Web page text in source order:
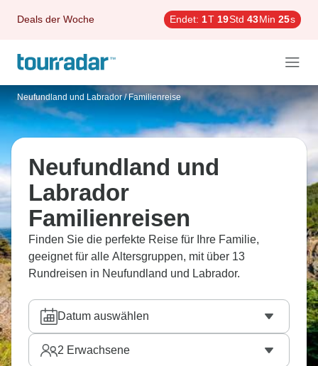
Deals der Woche Endet: 1T 19Std 43Min 24s
Neufundland und Labrador / Familienreise
Neufundland und
Labrador
Familienreisen
Finden Sie die perfekte Reise für Ihre Familie,
geeignet für alle Altersgruppen, mit über 13
Rundreisen in Neufundland und Labrador.
Datum auswählen
2 Erwachsene